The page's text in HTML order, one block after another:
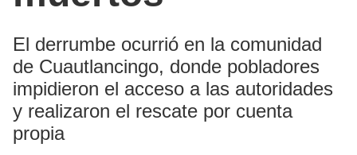
El derrumbe ocurrió en la comunidad
de Cuautlancingo, donde pobladores
impidieron el acceso a las autoridades
y realizaron el rescate por cuenta
propia